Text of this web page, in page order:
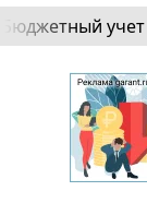
Бюджетный учет